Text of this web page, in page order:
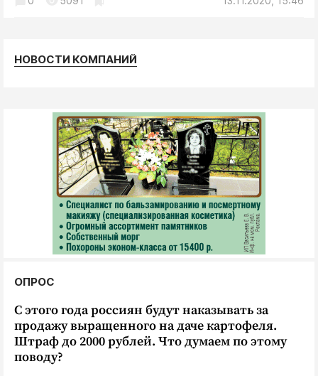
Культура
Общество
Погода
Праздники
Происшествия
Спорт
Экономика и бизнес
ПРОЕКТЫ
Блоги
Издания
Медиаперсона
Интересное чтиво
Клиника года
НОВОСТИ КОМПАНИЙ
ОПРОС
С этого года россиян будут наказывать за
продажу выращенного на даче картофеля.
Штраф до 2000 рублей. Что думаем по этому
поводу?